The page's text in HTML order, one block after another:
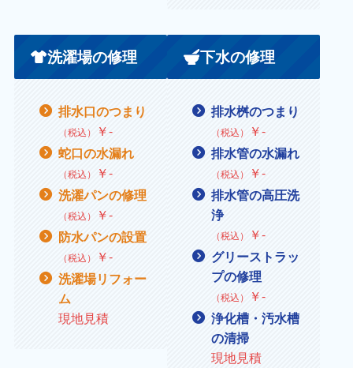
洗濯場の修理
排水口のつまり
（税込） ￥‐
蛇口の水漏れ
（税込） ￥‐
洗濯パンの修理
（税込） ￥‐
防水パンの設置
（税込） ￥‐
洗濯場リフォー
ム
現地見積
下水の修理
排水桝のつまり
（税込） ￥‐
排水管の水漏れ
（税込） ￥‐
排水管の高圧洗
浄
（税込） ￥‐
グリーストラッ
プの修理
（税込） ￥‐
浄化槽・汚水槽
の清掃
現地見積